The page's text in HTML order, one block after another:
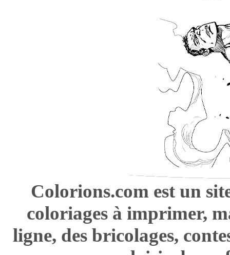
Colorions.com est un
coloriages à imprimer,
ligne, des bricolages,